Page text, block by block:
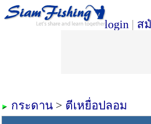
login | ส
กระดาน > ตีเหยื่อปลอม